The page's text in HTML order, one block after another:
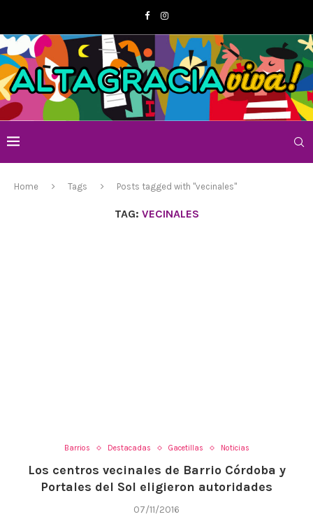
Home Tags Posts tagged with "vecinales"
TAG: VECINALES
Barrios Destacadas Gacetillas Noticias
Los centros vecinales de Barrio Córdoba y
Portales del Sol eligieron autoridades
07/11/2016